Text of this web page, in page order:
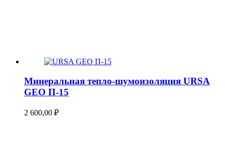
Минеральная тепло-шумоизоляция URSA
GEO П-15
2 600,00 ₽